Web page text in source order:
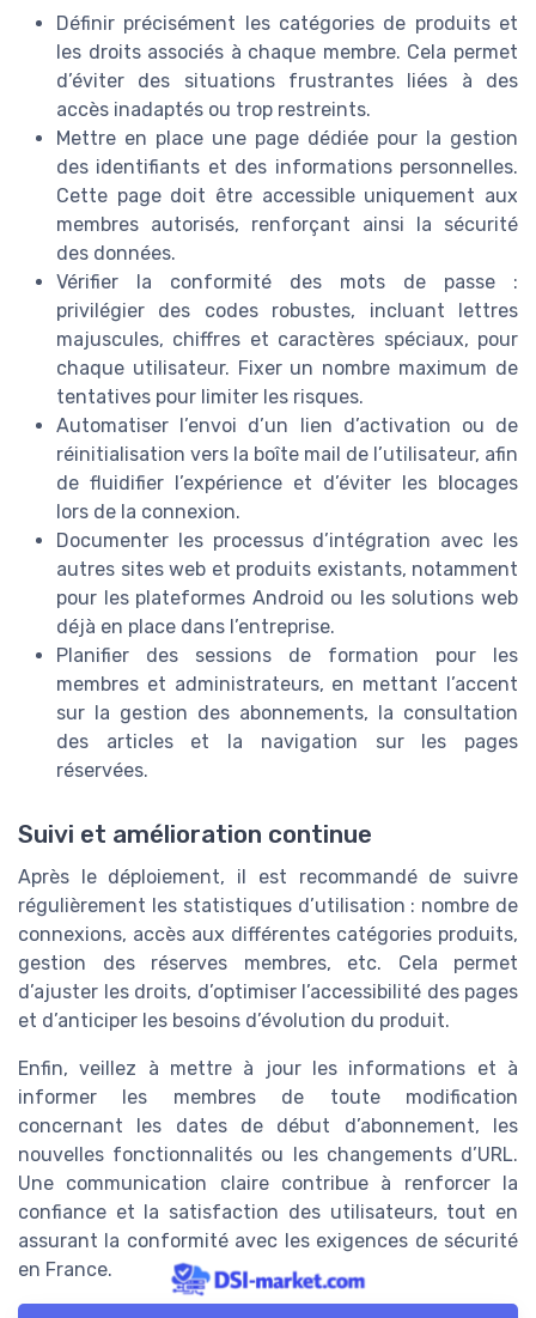
Définir précisément les catégories de produits et
les droits associés à chaque membre. Cela permet
d’éviter des situations frustrantes liées à des
accès inadaptés ou trop restreints.
Mettre en place une page dédiée pour la gestion
des identifiants et des informations personnelles.
Cette page doit être accessible uniquement aux
membres autorisés, renforçant ainsi la sécurité
des données.
Vérifier la conformité des mots de passe :
privilégier des codes robustes, incluant lettres
majuscules, chiffres et caractères spéciaux, pour
chaque utilisateur. Fixer un nombre maximum de
tentatives pour limiter les risques.
Automatiser l’envoi d’un lien d’activation ou de
réinitialisation vers la boîte mail de l’utilisateur, afin
de fluidifier l’expérience et d’éviter les blocages
lors de la connexion.
Documenter les processus d’intégration avec les
autres sites web et produits existants, notamment
pour les plateformes Android ou les solutions web
déjà en place dans l’entreprise.
Planifier des sessions de formation pour les
membres et administrateurs, en mettant l’accent
sur la gestion des abonnements, la consultation
des articles et la navigation sur les pages
réservées.
Suivi et amélioration continue
Après le déploiement, il est recommandé de suivre
régulièrement les statistiques d’utilisation : nombre de
connexions, accès aux différentes catégories produits,
gestion des réserves membres, etc. Cela permet
d’ajuster les droits, d’optimiser l’accessibilité des pages
et d’anticiper les besoins d’évolution du produit.
Enfin, veillez à mettre à jour les informations et à
informer les membres de toute modification
concernant les dates de début d’abonnement, les
nouvelles fonctionnalités ou les changements d’URL.
Une communication claire contribue à renforcer la
confiance et la satisfaction des utilisateurs, tout en
assurant la conformité avec les exigences de sécurité
en France.